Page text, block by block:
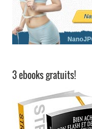
3 ebooks gratuits!